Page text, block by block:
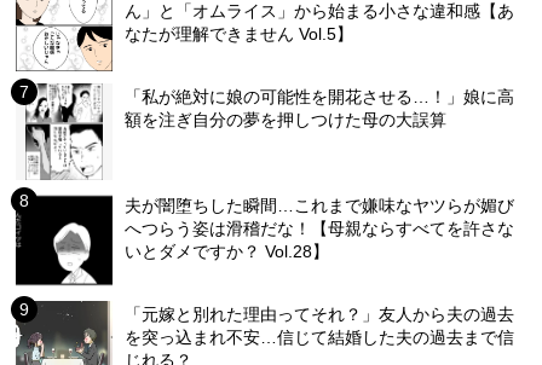
ん」と「オムライス」から始まる小さな違和感【あ
なたが理解できません Vol.5】
「私が絶対に娘の可能性を開花させる…！」娘に高
額を注ぎ自分の夢を押しつけた母の大誤算
夫が闇堕ちした瞬間…これまで嫌味なヤツらが媚び
へつらう姿は滑稽だな！【母親ならすべてを許さな
いとダメですか？ Vol.28】
「元嫁と別れた理由ってそれ？」友人から夫の過去
を突っ込まれ不安…信じて結婚した夫の過去まで信
じれる？